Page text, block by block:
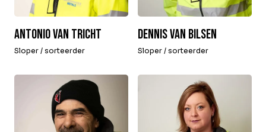
Antonio van Tricht
Sloper / sorteerder
Dennis van Bilsen
Sloper / sorteerder